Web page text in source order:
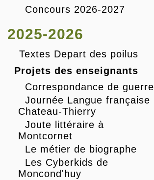
Concours 2026-2027
2025-2026
Textes Depart des poilus
Projets des enseignants
Correspondance de guerre
Journée Langue française
Chateau-Thierry
Joute littéraire à
Montcornet
Le métier de biographe
Les Cyberkids de
Moncond'huy